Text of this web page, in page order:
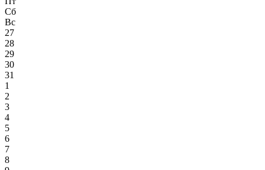
Сб
Вс
27
28
29
30
31
1
2
3
4
5
6
7
8